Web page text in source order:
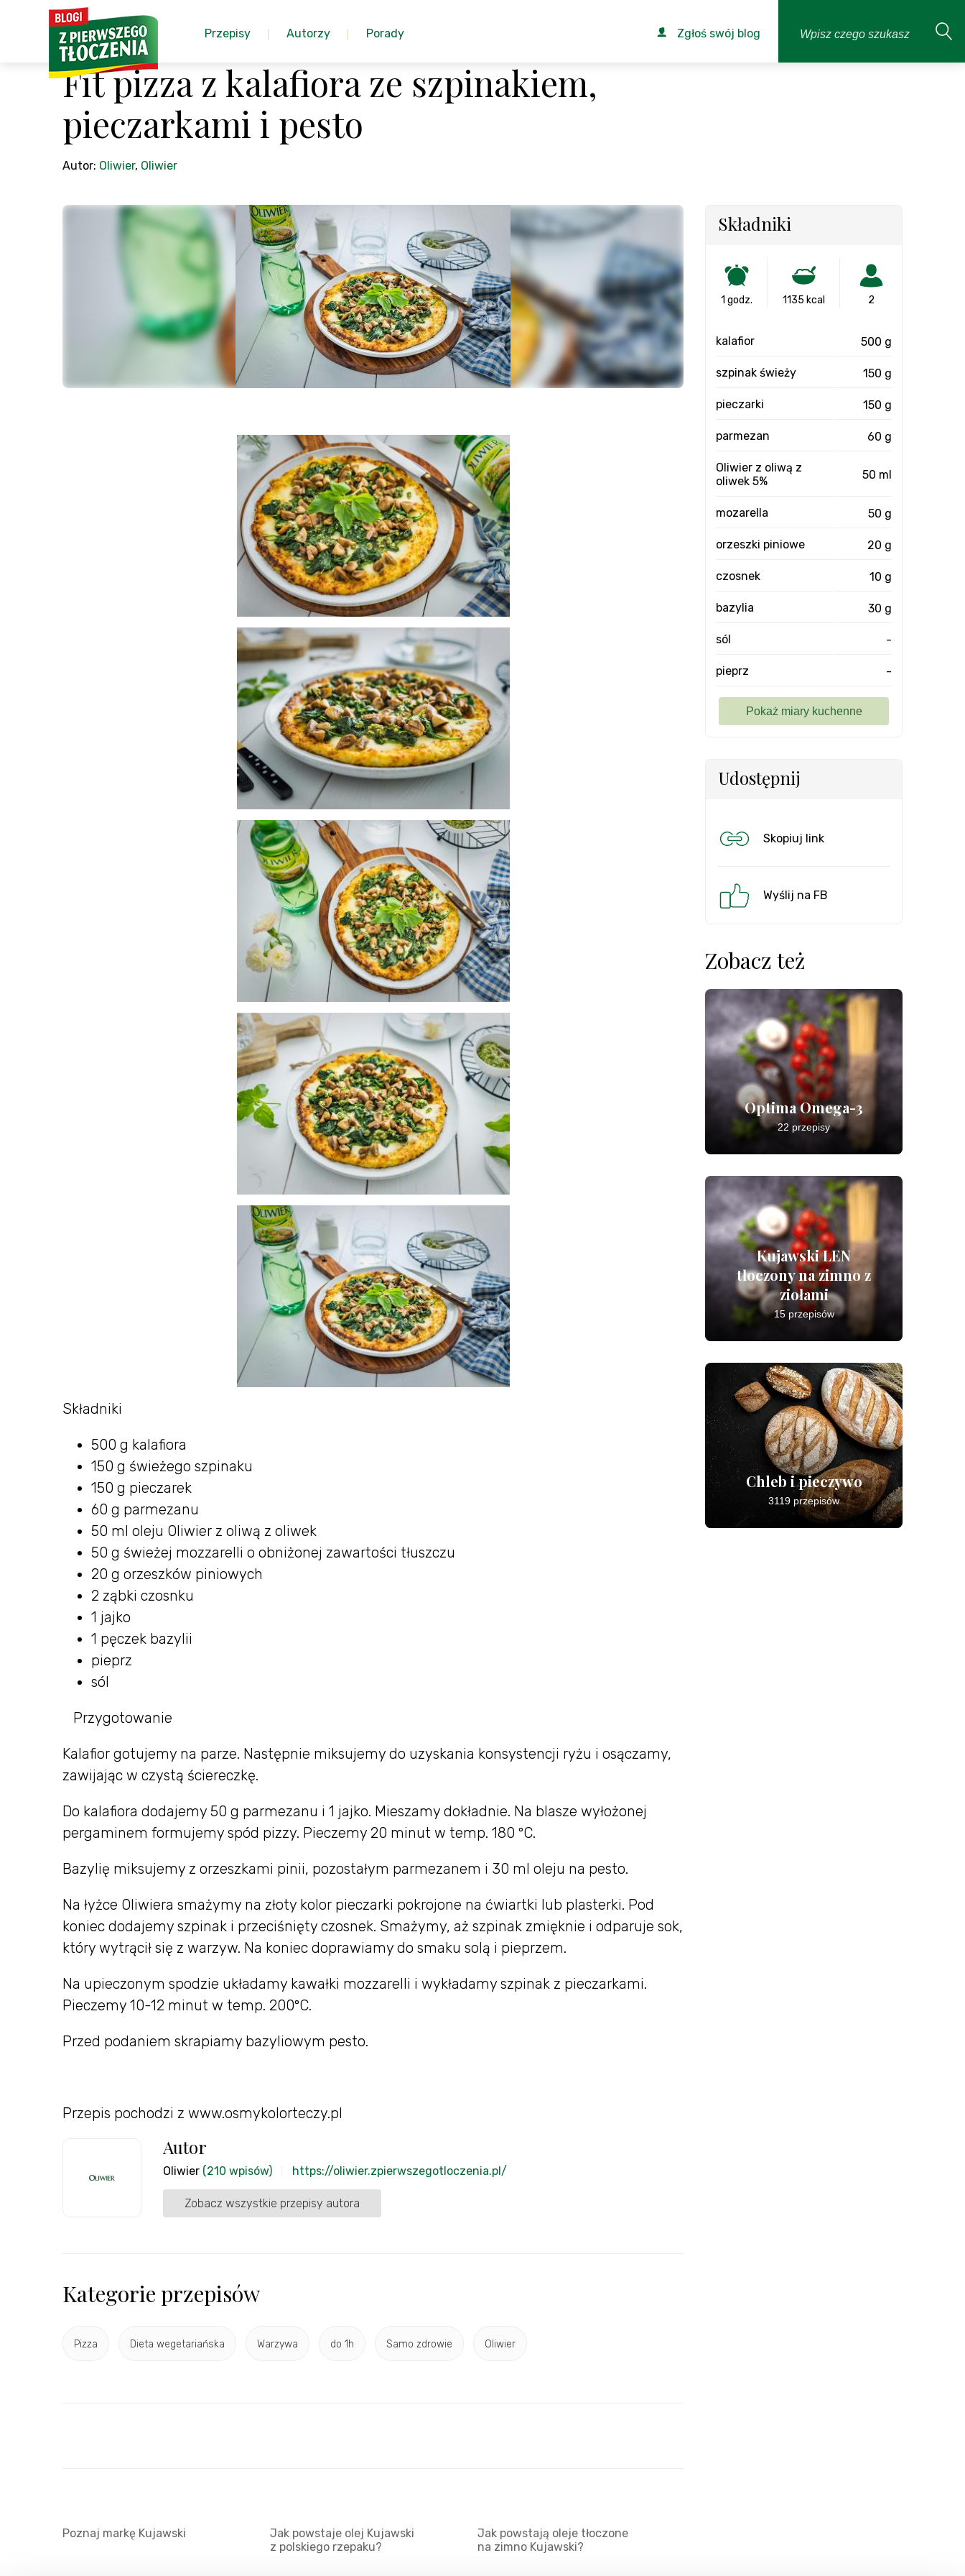
Przepisy Autorzy Porady Zgłoś swój blog
Fit pizza z kalafiora ze szpinakiem,
pieczarkami i pesto
Autor: Oliwier, Oliwier
Składniki
500 g kalafiora
150 g świeżego szpinaku
150 g pieczarek
60 g parmezanu
50 ml oleju Oliwier z oliwą z oliwek
50 g świeżej mozzarelli o obniżonej zawartości tłuszczu
20 g orzeszków piniowych
2 ząbki czosnku
1 jajko
1 pęczek bazylii
pieprz
sól
Przygotowanie
Kalafior gotujemy na parze. Następnie miksujemy do uzyskania konsystencji ryżu i osączamy,
zawijając w czystą ściereczkę.
Do kalafiora dodajemy 50 g parmezanu i 1 jajko. Mieszamy dokładnie. Na blasze wyłożonej
pergaminem formujemy spód pizzy. Pieczemy 20 minut w temp. 180 ºC.
Bazylię miksujemy z orzeszkami pinii, pozostałym parmezanem i 30 ml oleju na pesto.
Na łyżce Oliwiera smażymy na złoty kolor pieczarki pokrojone na ćwiartki lub plasterki. Pod
koniec dodajemy szpinak i przeciśnięty czosnek. Smażymy, aż szpinak zmięknie i odparuje sok,
który wytrącił się z warzyw. Na koniec doprawiamy do smaku solą i pieprzem.
Na upieczonym spodzie układamy kawałki mozzarelli i wykładamy szpinak z pieczarkami.
Pieczemy 10-12 minut w temp. 200ºC.
Przed podaniem skrapiamy bazyliowym pesto.
Przepis pochodzi z www.osmykolorteczy.pl
Autor
Oliwier (210 wpisów) https://oliwier.zpierwszegotloczenia.pl/
Zobacz wszystkie przepisy autora
Kategorie przepisów
Pizza Dieta wegetariańska Warzywa do 1h Samo zdrowie Oliwier
Składniki
1 godz. 1135 kcal 2
kalafior 500 g
szpinak świeży 150 g
pieczarki 150 g
parmezan 60 g
Oliwier z oliwą z
oliwek 5%
50 ml
mozarella 50 g
orzeszki piniowe 20 g
czosnek 10 g
bazylia 30 g
sól -
pieprz -
Udostępnij
Skopiuj link
Wyślij na FB
Zobacz też
Optima Omega-3
22 przepisy
Kujawski LEN
tłoczony na zimno z
ziołami
15 przepisów
Chleb i pieczywo
3119 przepisów
Poznaj markę Kujawski
Jak powstaje olej Kujawski
z polskiego rzepaku?
Jak powstają oleje tłoczone
na zimno Kujawski?